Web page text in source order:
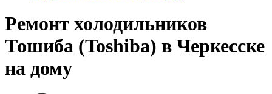
Ремонт холодильников
Тошиба (Toshiba) в Черкесске
на дому